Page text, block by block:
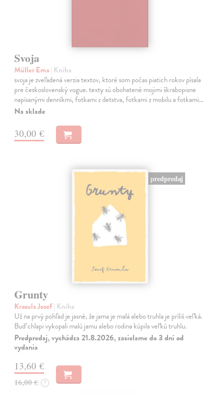
Svoja
Müller Ema| Kniha
svoja je zveľadená verzia textov, ktoré som počas piatich rokov písala
pre československý vogue. texty sú obohatené mojimi škrabopisne
napísanými denníkmi, fotkami z detstva, fotkami z mobilu a fotkami…
Na sklade
30,00 €
predpredaj
Grunty
Krasula Jozef| Kniha
Už na prvý pohľad je jasné, že jama je malá alebo truhla je príliš veľká.
Buď chlapi vykopali malú jamu alebo rodina kúpila veľkú truhlu.
Predpredaj, vychádza 21.8.2026, zasielame do 3 dní od
vydania
13,60 €
16,00 € ?